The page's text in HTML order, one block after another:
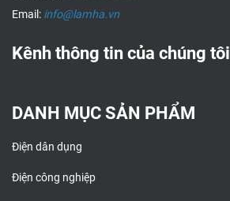
Email: info@lamha.vn
Kênh thông tin của chúng tôi
DANH MỤC SẢN PHẨM
Điện dân dụng
Điện công nghiệp